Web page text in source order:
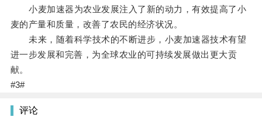
小麦加速器为农业发展注入了新的动力，有效提高了小
麦的产量和质量，改善了农民的经济状况。
未来，随着科学技术的不断进步，小麦加速器技术有望
进一步发展和完善，为全球农业的可持续发展做出更大贡
献。
#3#
评论